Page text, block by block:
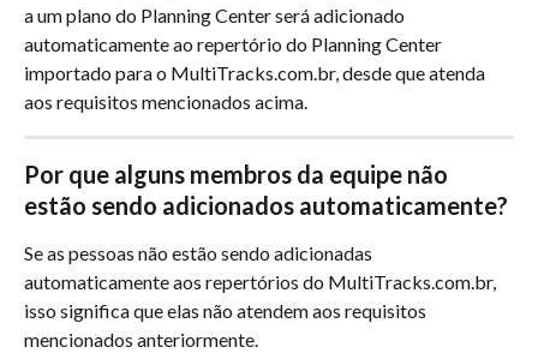
a um plano do Planning Center será adicionado
automaticamente ao repertório do Planning Center
importado para o MultiTracks.com.br, desde que atenda
aos requisitos mencionados acima.
Por que alguns membros da equipe não
estão sendo adicionados automaticamente?
Se as pessoas não estão sendo adicionadas
automaticamente aos repertórios do MultiTracks.com.br,
isso significa que elas não atendem aos requisitos
mencionados anteriormente.